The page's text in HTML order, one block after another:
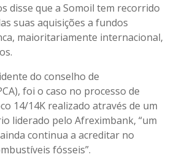
disse que a Somoil tem recorrido
suas aquisições a fundos
maioritariamente internacional,
do conselho de
foi o caso no processo de
14/14K realizado através de um
liderado pelo Afreximbank, “um
continua a acreditar no
fósseis”.